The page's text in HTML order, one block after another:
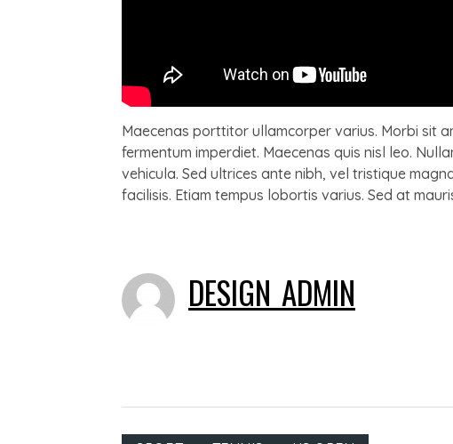
Maecenas porttitor ullamcorper varius. Morbi sit
fermentum imperdiet. Maecenas quis nisl leo.
vehicula. Sed ultrices ante nibh, vel tristique
facilisis. Etiam tempus lobortis varius. Sed at
DESIGN_ADMIN